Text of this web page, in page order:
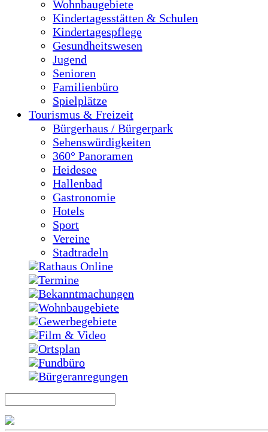
Wohnbaugebiete
Kindertagesstätten & Schulen
Kindertagespflege
Gesundheitswesen
Jugend
Senioren
Familienbüro
Spielplätze
Tourismus & Freizeit
Bürgerhaus / Bürgerpark
Sehenswürdigkeiten
360° Panoramen
Heidesee
Hallenbad
Gastronomie
Hotels
Sport
Vereine
Stadtradeln
Rathaus Online
Termine
Bekanntmachungen
Wohnbaugebiete
Gewerbegebiete
Film & Video
Ortsplan
Fundbüro
Bürgeranregungen